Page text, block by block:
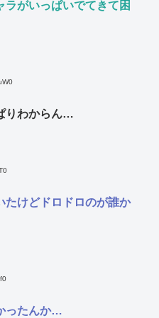
ラがいっぱいでてきて困
りわからん…
たけどドロドロのが誰か
ったんか…